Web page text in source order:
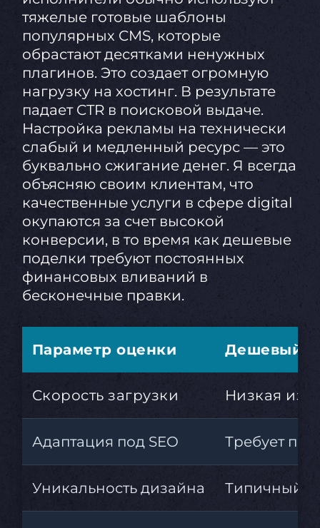
тяжелые готовые шаблоны
популярных CMS, которые
обрастают десятками ненужных
плагинов. Это создает огромную
нагрузку на хостинг. В результате
падает CTR в поисковой выдаче.
Настройка рекламы на технически
слабый и медленный ресурс — это
буквально сжигание денег. Я всегда
объясняю своим клиентам, что
качественные услуги в сфере digital
окупаются за счет высокой
конверсии, в то время как дешевые
поделки требуют постоянных
финансовых вливаний в
бесконечные правки.
Параметр оценки Дешевый
Скорость загрузки Низкая из-
Адаптация под SEO Требует
Уникальность дизайна Типичный и